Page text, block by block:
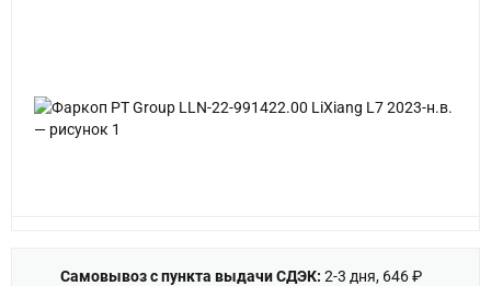
Самовывоз с пункта выдачи СДЭК: 2-3 дня, 646 ₽